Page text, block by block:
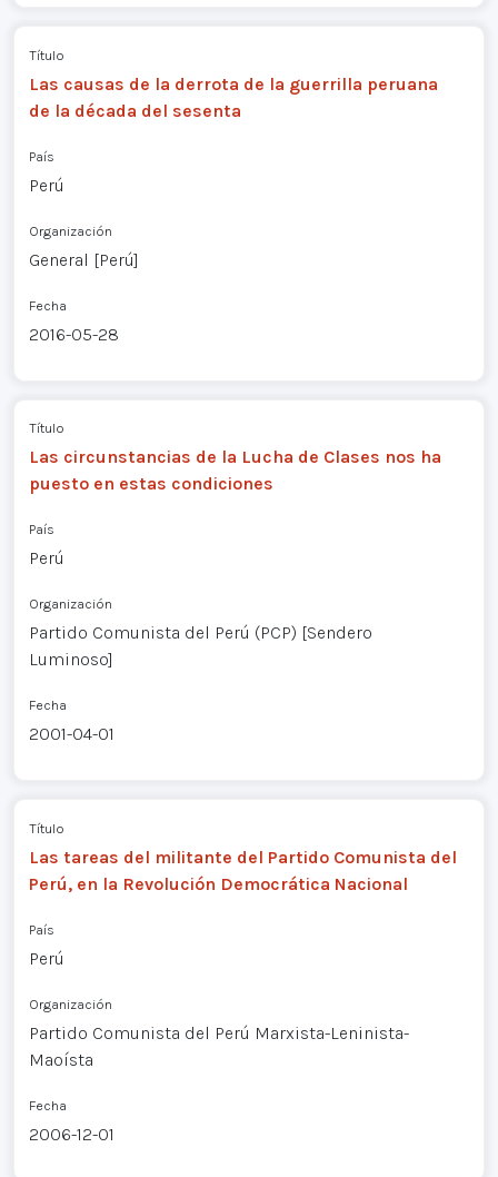
Título
Las causas de la derrota de la guerrilla peruana
de la década del sesenta
País
Perú
Organización
General [Perú]
Fecha
2016-05-28
Título
Las circunstancias de la Lucha de Clases nos ha
puesto en estas condiciones
País
Perú
Organización
Partido Comunista del Perú (PCP) [Sendero
Luminoso]
Fecha
2001-04-01
Título
Las tareas del militante del Partido Comunista del
Perú, en la Revolución Democrática Nacional
País
Perú
Organización
Partido Comunista del Perú Marxista-Leninista-
Maoísta
Fecha
2006-12-01